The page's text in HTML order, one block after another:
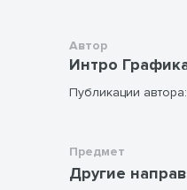
Автор
Интро
Публикации автора:
Предмет
Другие